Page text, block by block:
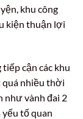
khu công
kiện thuận lợi
cận các khu
quá nhiều thời
như vành đai 2
yếu tố quan